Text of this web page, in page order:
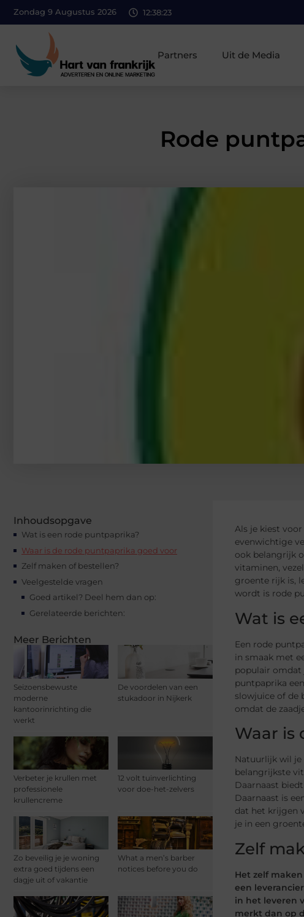
Zondag 9 Augustus 2026 12:38:24
Partners Uit de Media
Rode
Inhoudsopgave
Wat is een rode puntpaprika?
Waar is de rode puntpaprika goed voor
Zelf maken of bestellen?
Veelgestelde vragen
Goed artikel? Deel hem dan op:
Gerelateerde berichten:
Meer Berichten
Seizoensbewuste
moderne
kantoorinrichting die
werkt
De voordelen van een
stukadoor in Nijkerk
Verbeter je krullen met
professionele
krullencreme
12 volt tuinverlichting
voor doe-het-zelvers
Zo beveilig je je woning
extra goed tijdens een
dagje uit of vakantie
What a men’s barber
notices before you do
Als je kiest
evenwichtige
ook belangrijk
vitaminen,
groente rijk is,
wordt is rode
Wat is
Een rode
in smaak met
populair omdat
puntpaprika
slowjuice of de
omdat de
Waar is
Natuurlijk wil je
belangrijkste
Daarnaast
Daarnaast is
dat het krijgen
je in een
Zelf
Het zelf
een
in het leveren
merkt dan op